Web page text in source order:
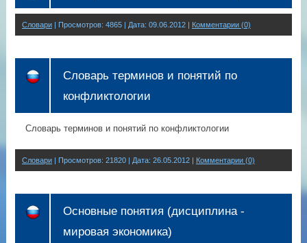
Словари| Просмотров: 4865 | Дата: 09.06.2012| Комментарии (0)
Словарь терминов и понятий по
конфликтологии
Словарь терминов и понятий по конфликтологии
Словари| Просмотров: 21820 | Дата: 26.05.2012| Комментарии (0)
Основные понятия (дисциплина -
мировая экономика)